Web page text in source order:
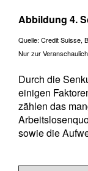
Abbildung 4.
Quelle: Credit Suisse,
Nur zur
Durch die
einigen
zählen das
sowie die